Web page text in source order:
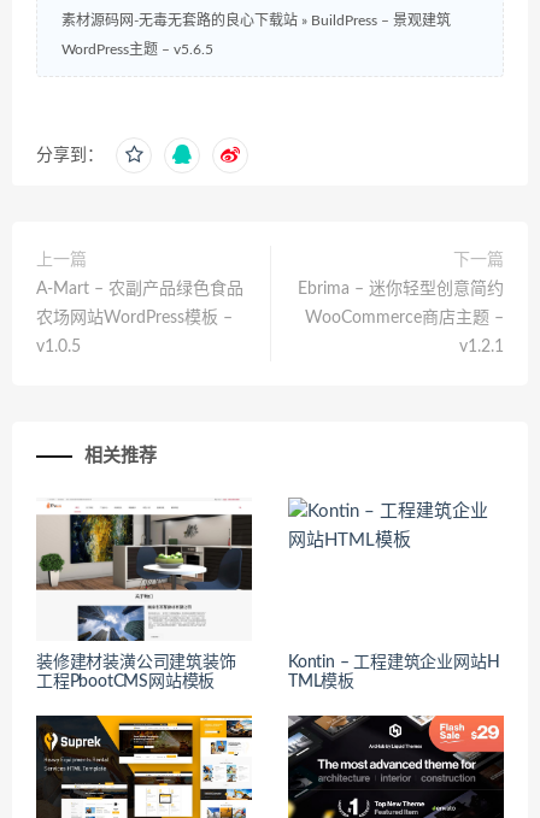
素材源码网-无毒无套路的良心下载站 » BuildPress – 景观建筑
WordPress主题 – v5.6.5
分享到：
上一篇
A-Mart – 农副产品绿色食品
农场网站WordPress模板 –
v1.0.5
下一篇
Ebrima – 迷你轻型创意简约
WooCommerce商店主题 –
v1.2.1
相关推荐
装修建材装潢公司建筑装饰
工程PbootCMS网站模板
Kontin – 工程建筑企业网站H
TML模板